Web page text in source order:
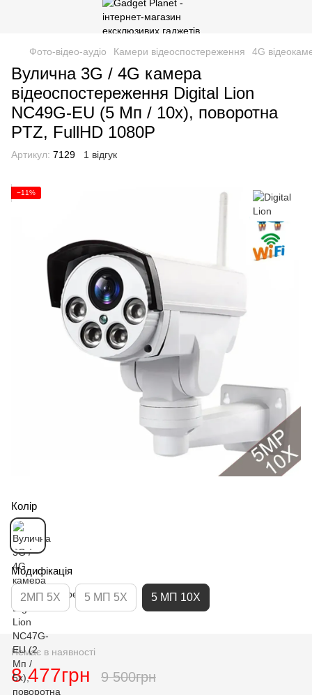
Фото-відео-аудіо Камери відеоспостереження 4G
Вулична 3G / 4G камера
відеоспостереження Digital Lion
NC49G-EU (5 Мп / 10x), поворотна
PTZ, FullHD 1080P
Артикул: 7129 1 відгук
−11%
Колір
Модифікація
2МП 5Х 5 МП 5Х 5 МП 10Х
Немає в наявності
8 477грн 9 500грн